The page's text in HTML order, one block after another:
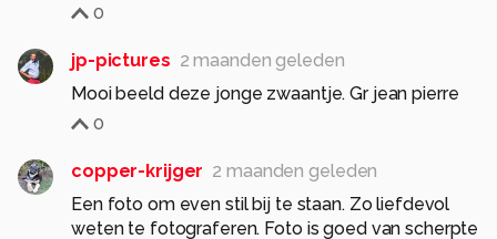
0
jp-pictures 2 maanden geleden
Mooi beeld deze jonge zwaantje. Gr jean pierre
0
copper-krijger 2 maanden geleden
Een foto om even stil bij te staan. Zo liefdevol
weten te fotograferen. Foto is goed van scherpte